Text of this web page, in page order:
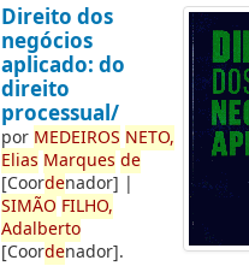
Direito dos
negócios
aplicado: do
direito
processual/
por MEDEIROS NETO,
Elias Marques de
[Coordenador] |
SIMÃO FILHO,
Adalberto
[Coordenador].